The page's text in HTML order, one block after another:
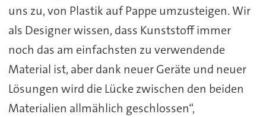
uns zu, von Plastik auf Pappe umzusteigen. Wir
als Designer wissen, dass Kunststoff immer
noch das am einfachsten zu verwendende
Material ist, aber dank neuer Geräte und neuer
Lösungen wird die Lücke zwischen den beiden
Materialien allmählich geschlossen“,